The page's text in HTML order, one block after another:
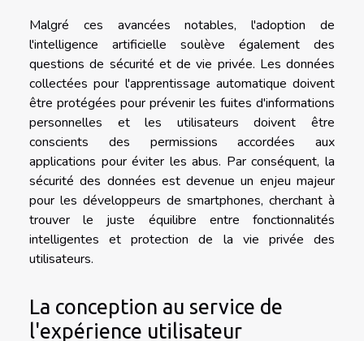
Malgré ces avancées notables, l'adoption de
l'intelligence artificielle soulève également des
questions de sécurité et de vie privée. Les données
collectées pour l'apprentissage automatique doivent
être protégées pour prévenir les fuites d'informations
personnelles et les utilisateurs doivent être
conscients des permissions accordées aux
applications pour éviter les abus. Par conséquent, la
sécurité des données est devenue un enjeu majeur
pour les développeurs de smartphones, cherchant à
trouver le juste équilibre entre fonctionnalités
intelligentes et protection de la vie privée des
utilisateurs.
La conception au service de
l'expérience utilisateur